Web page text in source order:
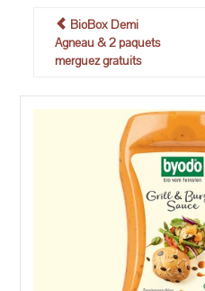
BioBox Demi
Agneau & 2 paquets
merguez gratuits